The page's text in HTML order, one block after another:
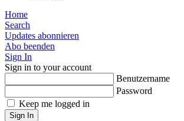
Home
Search
Updates abonnieren
Abo beenden
Sign In
Sign in to your account
Benutzername
Password
Keep me logged in
Sign In